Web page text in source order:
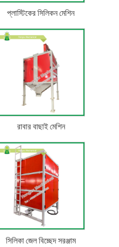
প্লাস্টিকের সিলিকন মেশিন
রাবার বাছাই মেশিন
সিলিকা জেল বিচ্ছেদ সরঞ্জাম